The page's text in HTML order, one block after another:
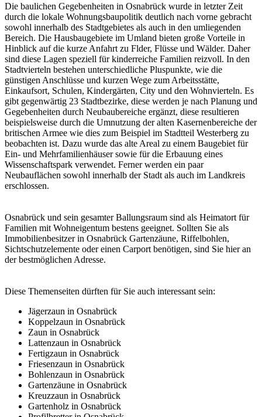
Die baulichen Gegebenheiten in Osnabrück wurde in letzter Zeit
durch die lokale Wohnungsbaupolitik deutlich nach vorne gebracht
sowohl innerhalb des Stadtgebietes als auch in den umliegenden
Bereich. Die Hausbaugebiete im Umland bieten große Vorteile in
Hinblick auf die kurze Anfahrt zu Flder, Flüsse und Wälder. Daher
sind diese Lagen speziell für kinderreiche Familien reizvoll. In den
Stadtvierteln bestehen unterschiedliche Pluspunkte, wie die
günstigen Anschlüsse und kurzen Wege zum Arbeitsstätte,
Einkaufsort, Schulen, Kindergärten, City und den Wohnvierteln. Es
gibt gegenwärtig 23 Stadtbezirke, diese werden je nach Planung und
Gegebenheiten durch Neubaubereiche ergänzt, diese resultieren
beispielsweise durch die Umnutzung der alten Kasernenbereiche der
britischen Armee wie dies zum Beispiel im Stadtteil Westerberg zu
beobachten ist. Dazu wurde das alte Areal zu einem Baugebiet für
Ein- und Mehrfamilienhäuser sowie für die Erbauung eines
Wissenschaftspark verwendet. Ferner werden ein paar
Neubauflächen sowohl innerhalb der Stadt als auch im Landkreis
erschlossen.
Osnabrück und sein gesamter Ballungsraum sind als Heimatort für
Familien mit Wohneigentum bestens geeignet. Sollten Sie als
Immobilienbesitzer in Osnabrück Gartenzäune, Riffelbohlen,
Sichtschutzelemente oder einen Carport benötigen, sind Sie hier an
der bestmöglichen Adresse.
Diese Themenseiten dürften für Sie auch interessant sein:
Jägerzaun in Osnabrück
Koppelzaun in Osnabrück
Zaun in Osnabrück
Lattenzaun in Osnabrück
Fertigzaun in Osnabrück
Friesenzaun in Osnabrück
Bohlenzaun in Osnabrück
Gartenzäune in Osnabrück
Kreuzzaun in Osnabrück
Gartenholz in Osnabrück